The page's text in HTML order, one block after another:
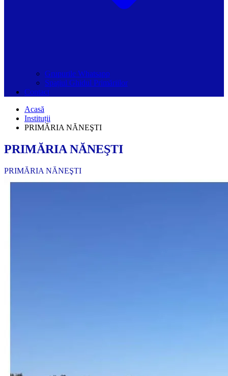
Grupurile Whatsapp
Spațiul Ghidul Primăriilor
Contact
Acasă
Instituții
PRIMĂRIA NĂNEŞTI
PRIMĂRIA NĂNEŞTI
PRIMĂRIA NĂNEŞTI